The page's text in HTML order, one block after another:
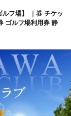
フ場】 ｜券 チケッ
ゴルフ場利用券 静